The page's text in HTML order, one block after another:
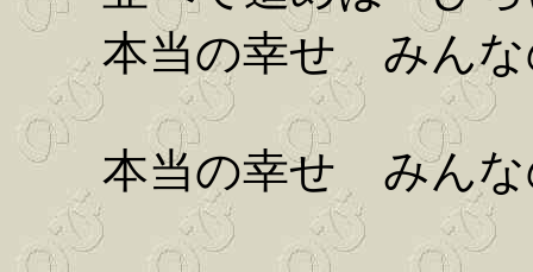
本当の幸せ みんな
本当の幸せ みんな